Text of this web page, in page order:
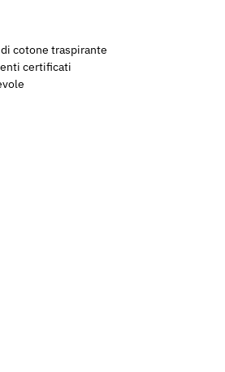
cotone traspirante
certificati